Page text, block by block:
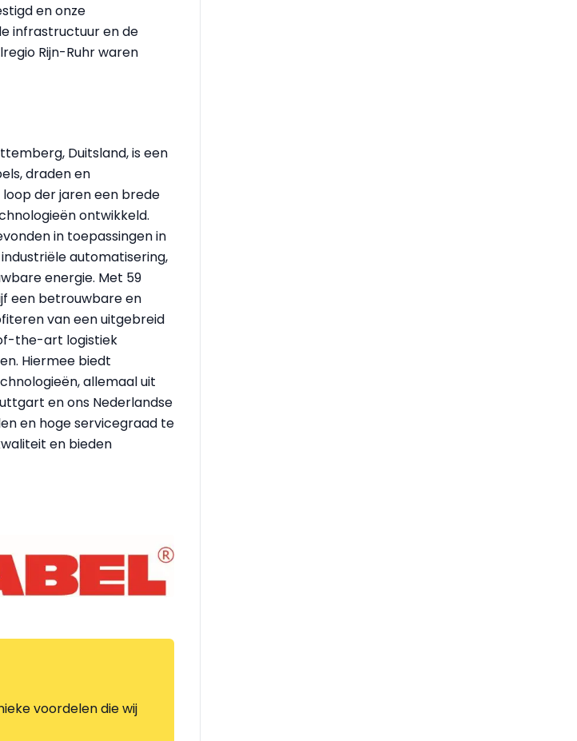
en onze
infrastructuur en de
Rijn-Ruhr waren
Duitsland, is een
draden en
der jaren een brede
ontwikkeld.
in toepassingen in
automatisering,
energie. Met 59
een betrouwbare en
van een uitgebreid
the-art logistiek
Hiermee biedt
allemaal uit
en ons Nederlandse
en hoge servicegraad te
en bieden
voordelen die wij